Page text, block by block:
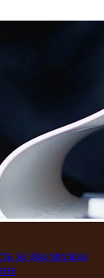
за два месяца